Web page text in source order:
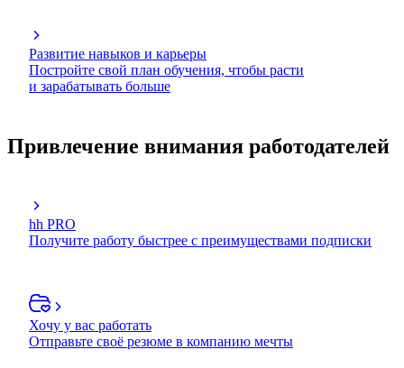
Развитие навыков и карьеры
Постройте свой план обучения, чтобы расти
и зарабатывать больше
Привлечение внимания работодателей
hh PRO
Получите работу быстрее с преимуществами подписки
Хочу у вас работать
Отправьте своё резюме в компанию мечты